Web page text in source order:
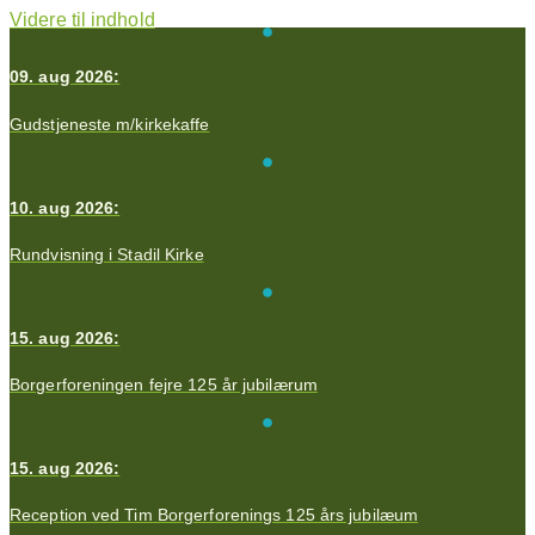
Videre til indhold
09. aug 2026:
Gudstjeneste m/kirkekaffe
10. aug 2026:
Rundvisning i Stadil Kirke
15. aug 2026:
Borgerforeningen fejre 125 år jubilærum
15. aug 2026:
Reception ved Tim Borgerforenings 125 års jubilæum